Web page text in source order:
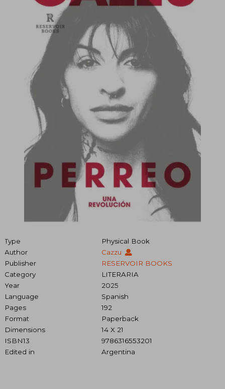
Type
Physical Book
Author
Cazzu
Publisher
RESERVOIR BOOKS
Category
LITERARIA
Year
2025
Language
Spanish
Pages
192
Format
Paperback
Dimensions
14 X 21
ISBN13
9786316553201
Edited in
Argentina